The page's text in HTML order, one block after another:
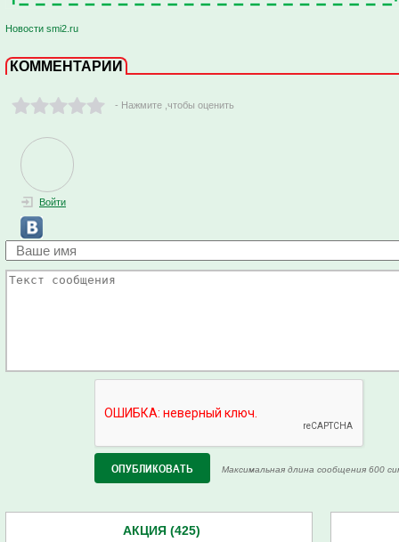
Новости smi2.ru
КОММЕНТАРИИ
- Нажмите ,чтобы оценить
Войти
Максимальная длина сообщения 600
АКЦИЯ (425)